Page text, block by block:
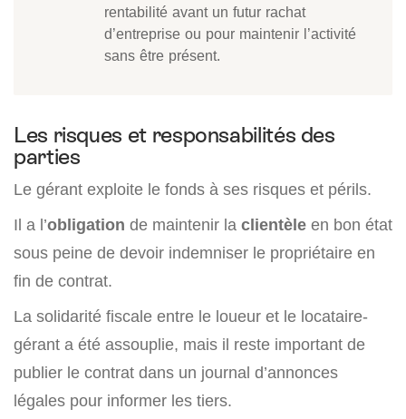
rentabilité avant un futur rachat
d’entreprise ou pour maintenir l’activité
sans être présent.
Les risques et responsabilités des
parties
Le gérant exploite le fonds à ses risques et périls.
Il a l’obligation de maintenir la clientèle en bon état
sous peine de devoir indemniser le propriétaire en
fin de contrat.
La solidarité fiscale entre le loueur et le locataire-
gérant a été assouplie, mais il reste important de
publier le contrat dans un journal d’annonces
légales pour informer les tiers.